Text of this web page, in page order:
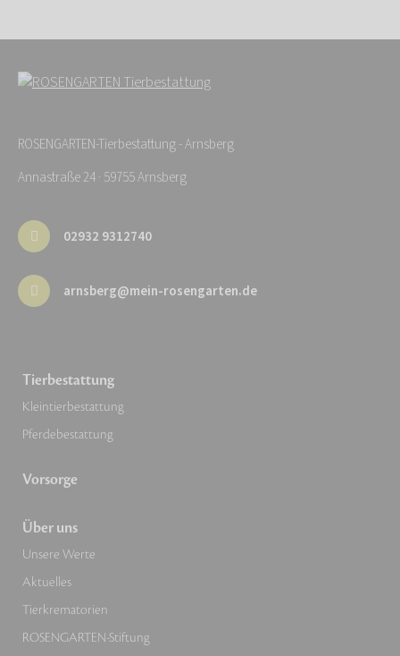
ROSENGARTEN-Tierbestattung - Arnsberg
Annastraße 24 · 59755 Arnsberg
02932 9312740
arnsberg@mein-rosengarten.de
Tierbestattung
Kleintierbestattung
Pferdebestattung
Vorsorge
Über uns
Unsere Werte
Aktuelles
Tierkrematorien
ROSENGARTEN-Stiftung